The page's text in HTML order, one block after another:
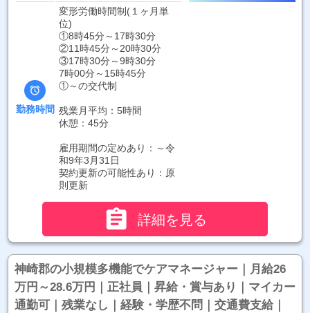

勤務時間
変形労働時間制(１ヶ月単
位)
①8時45分～17時30分
②11時45分～20時30分
③17時30分～9時30分
7時00分～15時45分
①～の交代制
残業月平均：5時間
休憩：45分
雇用期間の定めあり：～令
和9年3月31日
契約更新の可能性あり：原
則更新
 詳細を見る
神崎郡の小規模多機能でケアマネージャー｜月給26
万円～28.6万円｜正社員｜昇給・賞与あり｜マイカー
通勤可｜残業なし｜経験・学歴不問｜交通費支給｜